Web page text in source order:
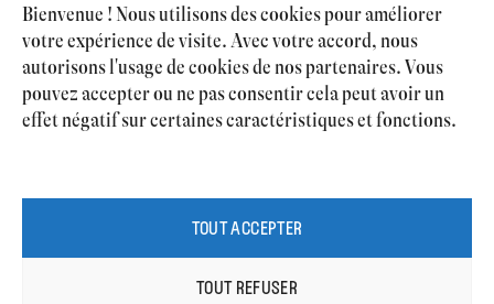
Bienvenue ! Nous utilisons des cookies pour améliorer
votre expérience de visite. Avec votre accord, nous
autorisons l'usage de cookies de nos partenaires. Vous
pouvez accepter ou ne pas consentir cela peut avoir un
effet négatif sur certaines caractéristiques et fonctions.
TOUT ACCEPTER
TOUT REFUSER
CHIRURGIE ESTHÉTIQUE
MÉDECINE ESTHÉTIQUE
CONTACT